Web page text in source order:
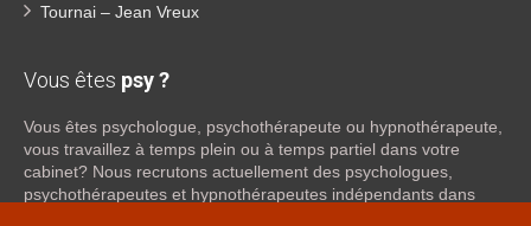
Tournai – Jean Vreux
Vous êtes psy ?
Vous êtes psychologue, psychothérapeute ou hypnothérapeute,
vous travaillez à temps plein ou à temps partiel dans votre
cabinet? Nous recrutons actuellement des psychologues,
psychothérapeutes et hypnothérapeutes indépendants dans